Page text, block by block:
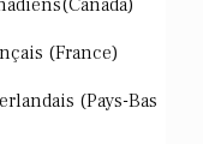
(France)
(Pays-Bas